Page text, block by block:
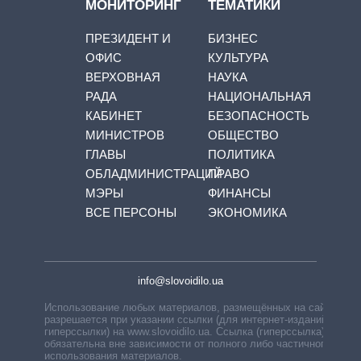
МОНИТОРИНГ
ПРЕЗИДЕНТ И
ОФИС
ВЕРХОВНАЯ
РАДА
КАБИНЕТ
МИНИСТРОВ
ГЛАВЫ
ОБЛАДМИНИСТРАЦИЙ
МЭРЫ
ВСЕ ПЕРСОНЫ
ТЕМАТИКИ
БИЗНЕС
КУЛЬТУРА
НАУКА
НАЦИОНАЛЬНАЯ
БЕЗОПАСНОСТЬ
ОБЩЕСТВО
ПОЛИТИКА
ПРАВО
ФИНАНСЫ
ЭКОНОМИКА
info@slovoidilo.ua
Использование любых материалов, размещённых на сайте,
разрешается при указании ссылки (для интернет-изданий —
гиперссылки) на www.slovoidilo.ua. Ссылка (гиперссылка)
обязательна вне зависимости от полного либо частичного
использования материалов.